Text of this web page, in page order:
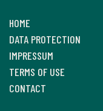
HOME
DATA PROTECTION
IMPRESSUM
TERMS OF USE
CONTACT